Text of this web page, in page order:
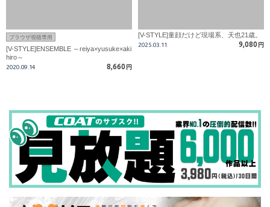
ブラウザ視聴専用
[V-STYLE]ENSEMBLE ～reiya×yusuke×aki
hiro～
2020.09.14 8,660 円
[V-STYLE]童顔だけど現場系、天也21歳。
2025.03.11 9,080 円